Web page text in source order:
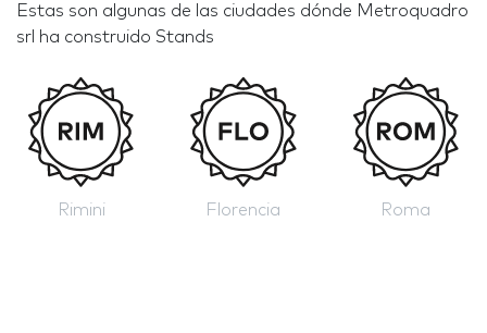
Estas son algunas de las ciudades dónde Metroquadro
srl ha construido Stands
Rimini Florencia Roma